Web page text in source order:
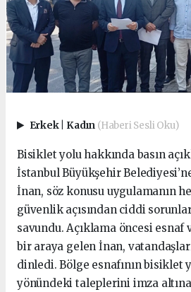
Erkek Kadın (Haberi Sesli Oku)
Bisiklet yolu hakkında basın
İstanbul Büyükşehir
İnan, söz konusu uygulamanın
güvenlik açısından ciddi
savundu. Açıklama öncesi esnaf
bir araya gelen İnan,
dinledi. Bölge esnafının bisiklet
yönündeki taleplerini imza altına